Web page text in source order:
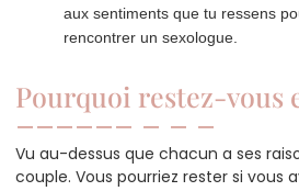
aux sentiments que tu ressens
rencontrer un sexologue.
Pourquoi restez-vous
Vu au-dessus que chacun a ses
couple. Vous pourriez rester si vous